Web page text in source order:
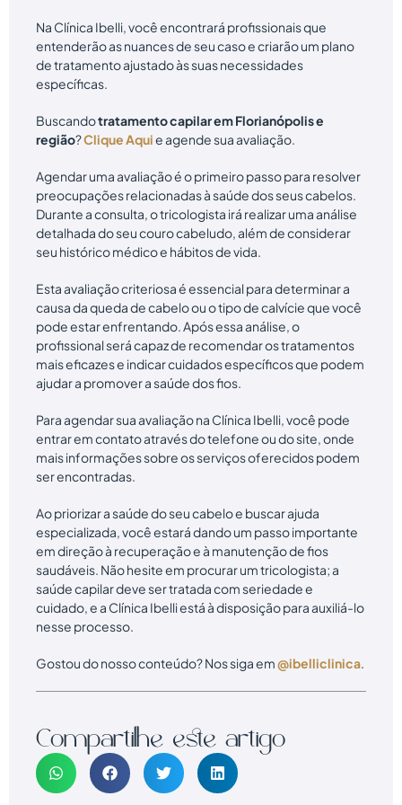
Na Clínica Ibelli, você encontrará profissionais que
entenderão as nuances de seu caso e criarão um plano
de tratamento ajustado às suas necessidades
específicas.
Buscandotratamento capilar em Florianópolis e
região?Clique Aquie agende sua avaliação.
Agendar uma avaliação é o primeiro passo para resolver
preocupações relacionadas à saúde dos seus cabelos.
Durante a consulta, o tricologista irá realizar uma análise
detalhada do seu couro cabeludo, além de considerar
seu histórico médico e hábitos de vida.
Esta avaliação criteriosa é essencial para determinar a
causa da queda de cabelo ou o tipo de calvície que você
pode estar enfrentando. Após essa análise, o
profissional será capaz de recomendar os tratamentos
mais eficazes e indicar cuidados específicos que podem
ajudar a promover a saúde dos fios.
Para agendar sua avaliação na Clínica Ibelli, você pode
entrar em contato através do telefone ou do site, onde
mais informações sobre os serviços oferecidos podem
ser encontradas.
Ao priorizar a saúde do seu cabelo e buscar ajuda
especializada, você estará dando um passo importante
em direção à recuperação e à manutenção de fios
saudáveis. Não hesite em procurar um tricologista; a
saúde capilar deve ser tratada com seriedade e
cuidado, e a Clínica Ibelli está à disposição para auxiliá-lo
nesse processo.
Gostou do nosso conteúdo? Nos siga em@ibelliclinica.
Compartilhe este artigo